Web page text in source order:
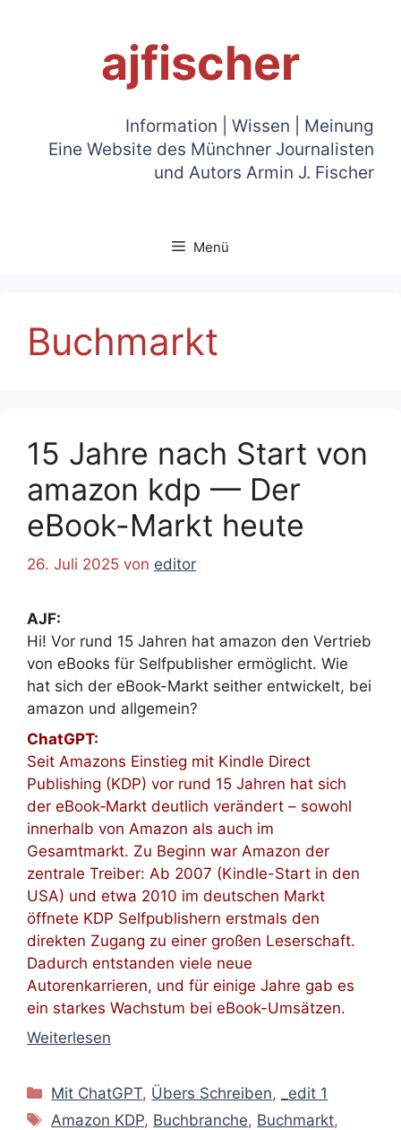
ajfischer
Information | Wissen | Meinung
Eine Website des Münchner Journalisten
und Autors Armin J. Fischer
Menü
Buchmarkt
15 Jahre nach Start von
amazon kdp — Der
eBook-Markt heute
26. Juli 2025 von editor
AJF:
Hi! Vor rund 15 Jahren hat amazon den Vertrieb
von eBooks für Selfpublisher ermöglicht. Wie
hat sich der eBook-Markt seither entwickelt, bei
amazon und allgemein?
ChatGPT:
Seit Amazons Einstieg mit Kindle Direct
Publishing (KDP) vor rund 15 Jahren hat sich
der eBook‑Markt deutlich verändert – sowohl
innerhalb von Amazon als auch im
Gesamtmarkt. Zu Beginn war Amazon der
zentrale Treiber: Ab 2007 (Kindle-Start in den
USA) und etwa 2010 im deutschen Markt
öffnete KDP Selfpublishern erstmals den
direkten Zugang zu einer großen Leserschaft.
Dadurch entstanden viele neue
Autorenkarrieren, und für einige Jahre gab es
ein starkes Wachstum bei eBook-Umsätzen.
Weiterlesen
Kategorien
Mit ChatGPT, Übers Schreiben,
_edit 1
Schlagwörter
Amazon KDP, Buchbranche, Buchmarkt,